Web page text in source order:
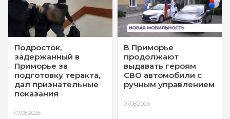
Подросток,
задержанный в
Приморье за
подготовку теракта,
дал признательные
показания
07.08.2026
В Приморье
продолжают
выдавать героям
СВО автомобили с
ручным управлением
07.08.2026